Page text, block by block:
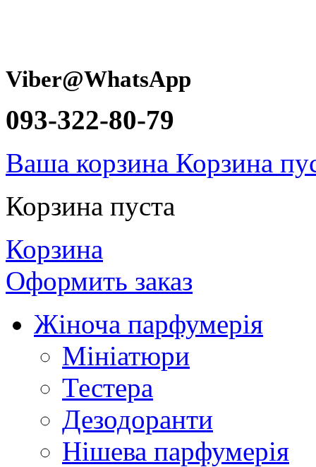
Viber@WhatsApp
093-322-80-79
Ваша корзина Корзина
Корзина пуста
Корзина
Оформить заказ
Жіноча парфумерія
Мініатюри
Тестера
Дезодоранти
Нішева парфумерія